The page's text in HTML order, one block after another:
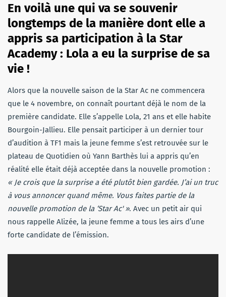
En voilà une qui va se souvenir
longtemps de la manière dont elle a
appris sa participation à la Star
Academy : Lola a eu la surprise de sa
vie !
Alors que la nouvelle saison de la Star Ac ne commencera
que le 4 novembre, on connaît pourtant déjà le nom de la
première candidate. Elle s’appelle Lola, 21 ans et elle habite
Bourgoin-Jallieu. Elle pensait participer à un dernier tour
d’audition à TF1 mais la jeune femme s’est retrouvée sur le
plateau de Quotidien où Yann Barthès lui a appris qu’en
réalité elle était déjà acceptée dans la nouvelle promotion :
« Je crois que la surprise a été plutôt bien gardée. J’ai un truc
à vous annoncer quand même. Vous faites partie de la
nouvelle promotion de la ‘Star Ac' ». Avec un petit air qui
nous rappelle Alizée, la jeune femme a tous les airs d’une
forte candidate de l’émission.